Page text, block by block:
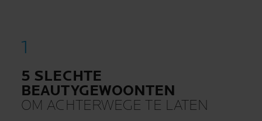
5 SLECHTE
BEAUTYGEWOONTEN
OM ACHTERWEGE TE LATEN